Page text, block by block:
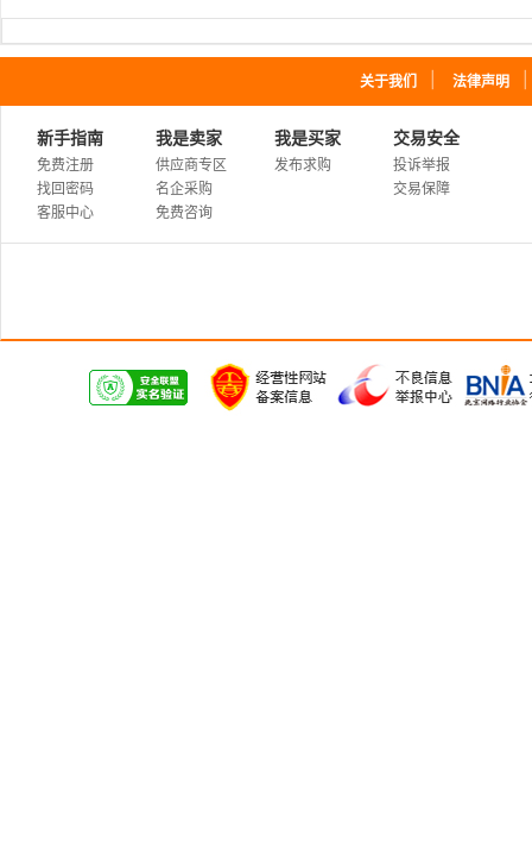
关于我们 法律声明
新手指南
免费注册
找回密码
客服中心
我是卖家
供应商专区
名企采购
免费咨询
我是买家
发布求购
交易安全
投诉举报
交易保障